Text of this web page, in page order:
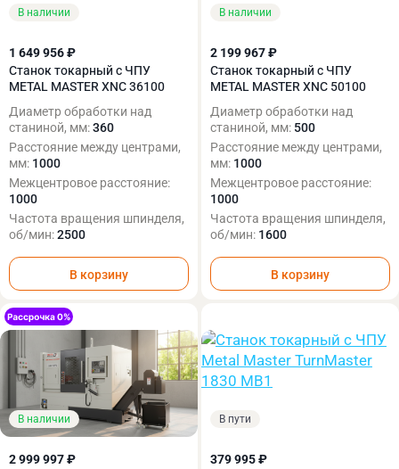
В наличии
1 649 956 ₽
Станок токарный с ЧПУ
METAL MASTER XNC 36100
Диаметр обработки над
станиной, мм:360
Расстояние между центрами,
мм: 1000
Межцентровое расстояние:
1000
Частота вращения шпинделя,
об/мин:2500
В корзину
В наличии
2 199 967 ₽
Станок токарный с ЧПУ
METAL MASTER XNC 50100
Диаметр обработки над
станиной, мм: 500
Расстояние между центрами,
мм: 1000
Межцентровое расстояние:
1000
Частота вращения шпинделя,
об/мин: 1600
В корзину
В наличии
2 999 997 ₽
В пути
379 995 ₽